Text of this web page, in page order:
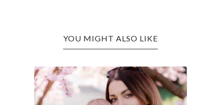
YOU MIGHT ALSO LIKE